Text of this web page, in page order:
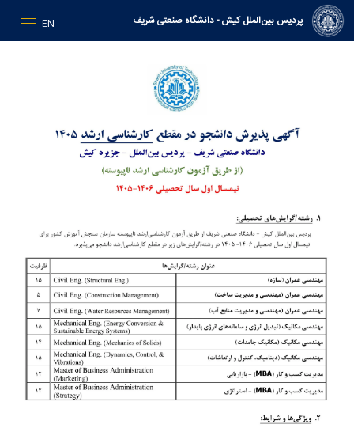
پردیس بین‌الملل کیش - دانشگاه صنعتی شریف EN